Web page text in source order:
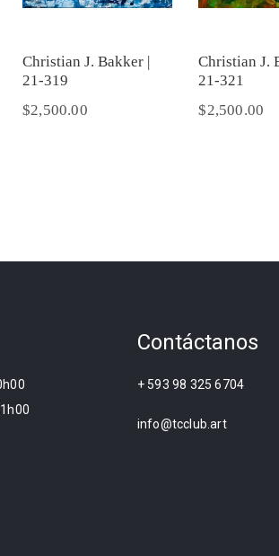
Christian J. Bakker |
21-319
$2,500.00
Christian J.
21-321
$2,500.00
Contáctanos
+ 593 98 325 6704
info@tcclub.art